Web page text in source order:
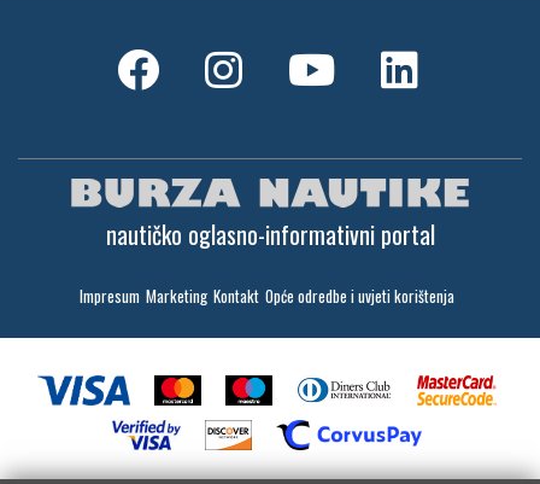
nautičko oglasno-informativni portal
Impresum Marketing Kontakt Opće odredbe i uvjeti korištenja